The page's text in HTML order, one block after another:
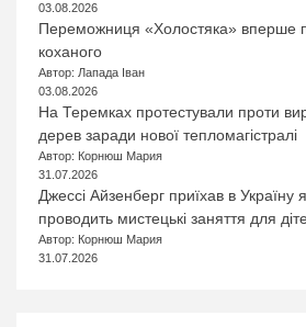
03.08.2026
Переможниця «Холостяка» вперше
коханого
Автор: Лапада Іван
03.08.2026
На Теремках протестували проти
дерев заради нової тепломагістралі
Автор: Корнюш Мария
31.07.2026
Джессі Айзенберг приїхав в Україну
проводить мистецькі заняття для
Автор: Корнюш Мария
31.07.2026